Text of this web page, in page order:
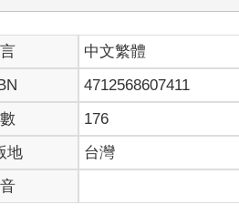
中文繁體
4712568607411
176
地
台灣